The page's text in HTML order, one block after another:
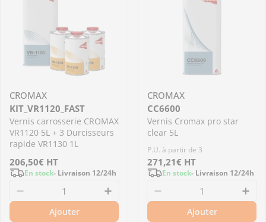
CROMAX
KIT_VR1120_FAST
Vernis carrosserie CROMAX
VR1120 5L + 3 Durcisseurs
rapide VR1130 1L
Prix
régulier
206,50€ HT
En stock- Livraison 12/24h
Diminuer la quantité pour KIT_VR1120_FAST -
Augmenter la quantité pour
Ajouter
CROMAX
CC6600
Vernis Cromax pro star
clear 5L
P.U. à partir de 3
Prix
régulier
271,21€ HT
En stock- Livraison 12/24h
Diminuer la
Ajouter